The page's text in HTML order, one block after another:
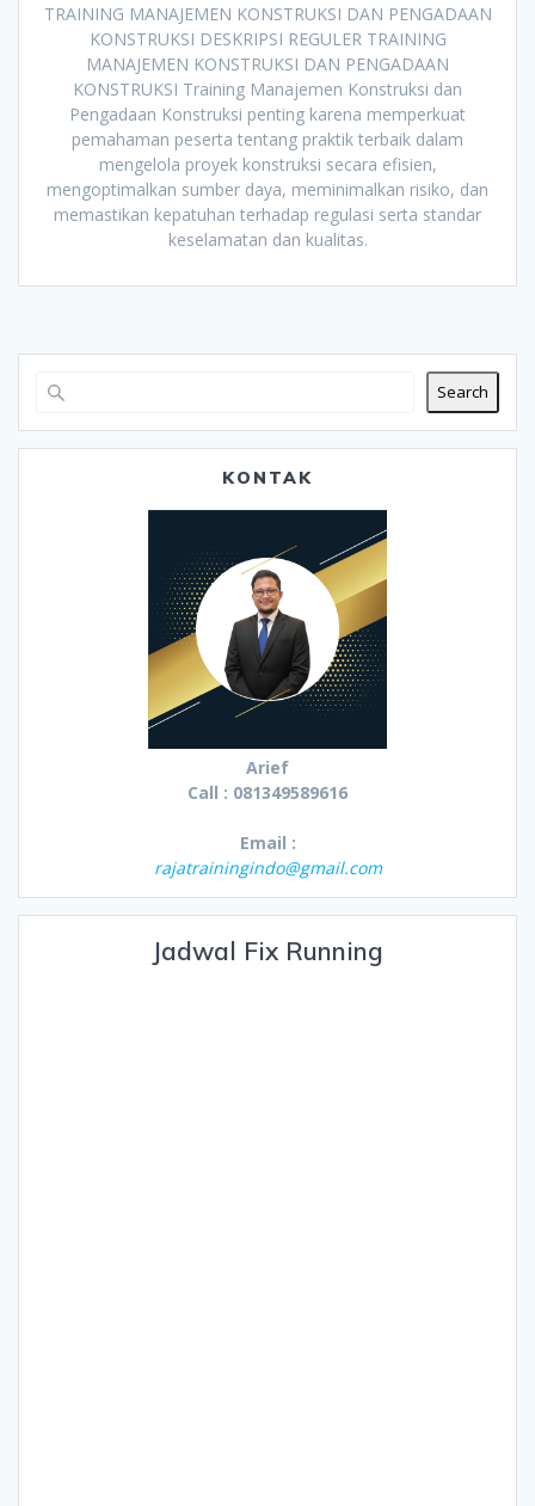
TRAINING MANAJEMEN KONSTRUKSI DAN PENGADAAN
KONSTRUKSI DESKRIPSI REGULER TRAINING
MANAJEMEN KONSTRUKSI DAN PENGADAAN
KONSTRUKSI Training Manajemen Konstruksi dan
Pengadaan Konstruksi penting karena memperkuat
pemahaman peserta tentang praktik terbaik dalam
mengelola proyek konstruksi secara efisien,
mengoptimalkan sumber daya, meminimalkan risiko, dan
memastikan kepatuhan terhadap regulasi serta standar
keselamatan dan kualitas.
Search
KONTAK
Arief
Call : 081349589616
Email :
rajatrainingindo@gmail.com
Jadwal Fix Running